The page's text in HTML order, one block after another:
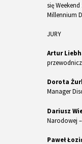
się
Millennium
JURY
Artur
Dorota
Manager
Dariusz
Narodowej
Paweł